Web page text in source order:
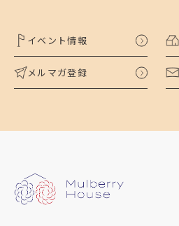
イベント情報
メルマガ登録